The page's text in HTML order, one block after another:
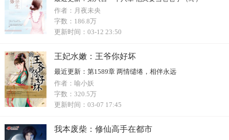
作者： 月夜未央
字数： 186.8万
更新时间： 03-12 23:50
王妃水嫩：王爷你好坏
最近更新： 第1589章 两情缱绻，相伴永远
作者： 喻小妖
字数： 320.5万
更新时间： 03-07 17:45
我本废柴：修仙高手在都市